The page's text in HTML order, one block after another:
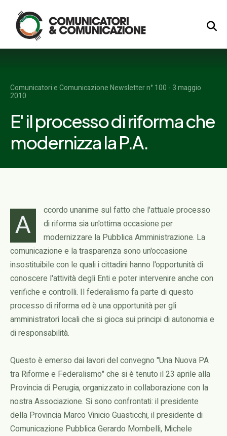
Logo
Comunicatori e Comunicazione Newsletter n° 100 - 3 maggio
2010
E' il processo di riforma che
modernizza la P.A.
A
ccordo unanime sul fatto che l'attuale processo
di riforma sia un'ottima occasione per
modernizzare la Pubblica Amministrazione. La
comunicazione e la trasparenza sono un'occasione
insostituibile con le quali i cittadini hanno l'opportunità di
conoscere l'attività degli Enti e poter intervenire anche con
verifiche e controlli. Il federalismo fa parte di questo
processo di riforma ed è una opportunità per gli
amministratori locali che si gioca sui principi di autonomia e
di responsabilità.
Questo è emerso dai lavori del convegno "Una Nuova PA
tra Riforme e Federalismo" che si è tenuto il 23 aprile alla
Provincia di Perugia, organizzato in collaborazione con la
nostra Associazione. Si sono confrontati: il presidente
della Provincia Marco Vinicio Guasticchi, il presidente di
Comunicazione Pubblica Gerardo Mombelli, Michele